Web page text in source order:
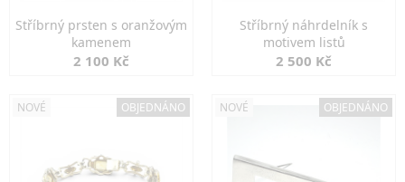
Stříbrný prsten s oranžovým
kamenem
2 100 Kč
Stříbrný náhrdelník s
motivem listů
2 500 Kč
NOVÉ OBJEDNÁNO NOVÉ OBJEDNÁNO